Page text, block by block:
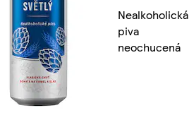
Nealkoholická
piva
neochucená